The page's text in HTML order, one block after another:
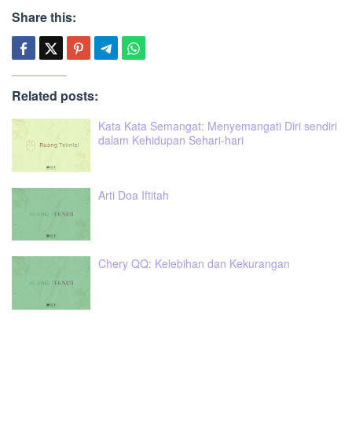
Share this:
Related posts:
Kata Kata Semangat: Menyemangati Diri sendiri
dalam Kehidupan Sehari-hari
Arti Doa Iftitah
Chery QQ: Kelebihan dan Kekurangan